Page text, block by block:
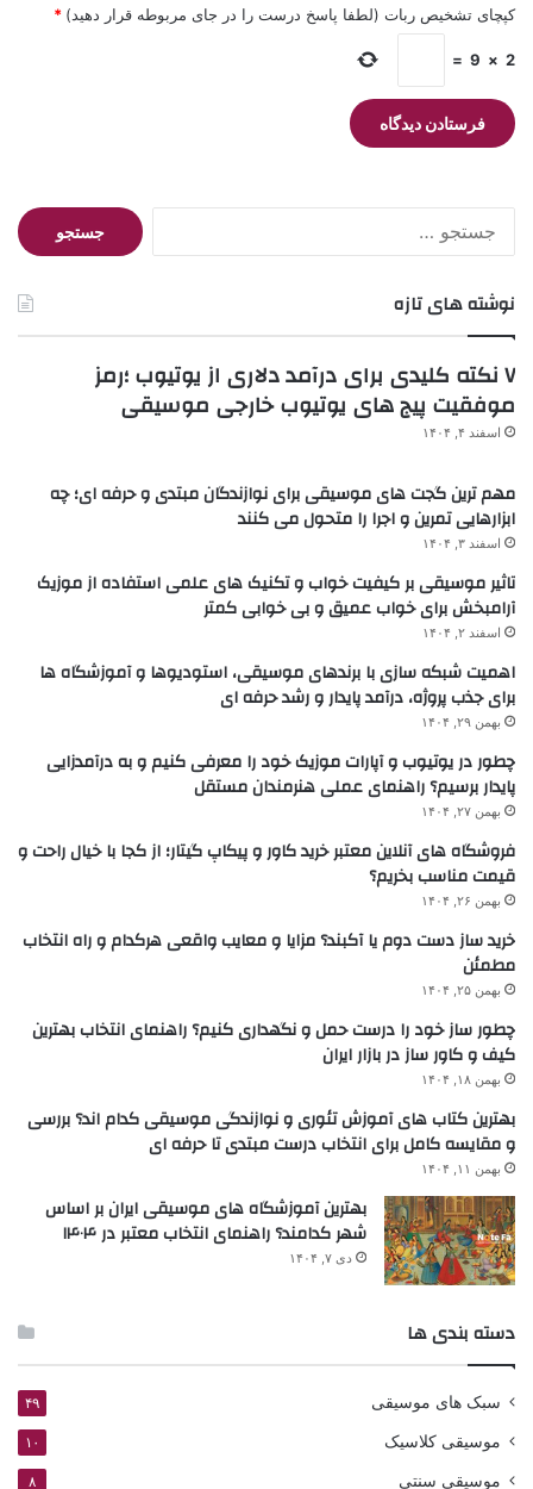
کپچای تشخیص ربات (لطفا پاسخ درست را در جای مربوطه قرار دهید) *
2
×
9
=
جستجو
برای:
نوشته های تازه
۷ نکته کلیدی برای درآمد دلاری از یوتیوب ؛رمز
موفقیت پیج های یوتیوب خارجی موسیقی
اسفند ۴, ۱۴۰۴
مهم ترین گجت های موسیقی برای نوازندگان مبتدی و حرفه ای؛ چه
ابزارهایی تمرین و اجرا را متحول می کنند
اسفند ۳, ۱۴۰۴
تاثیر موسیقی بر کیفیت خواب و تکنیک های علمی استفاده از موزیک
آرامبخش برای خواب عمیق و بی خوابی کمتر
اسفند ۲, ۱۴۰۴
اهمیت شبکه سازی با برندهای موسیقی، استودیوها و آموزشگاه ها
برای جذب پروژه، درآمد پایدار و رشد حرفه ای
بهمن ۲۹, ۱۴۰۴
چطور در یوتیوب و آپارات موزیک خود را معرفی کنیم و به درآمدزایی
پایدار برسیم؟ راهنمای عملی هنرمندان مستقل
بهمن ۲۷, ۱۴۰۴
فروشگاه های آنلاین معتبر خرید کاور و پیکاپ گیتار؛ از کجا با خیال راحت و
قیمت مناسب بخریم؟
بهمن ۲۶, ۱۴۰۴
خرید ساز دست دوم یا آکبند؟ مزایا و معایب واقعی هرکدام و راه انتخاب
مطمئن
بهمن ۲۵, ۱۴۰۴
چطور ساز خود را درست حمل و نگهداری کنیم؟ راهنمای انتخاب بهترین
کیف و کاور ساز در بازار ایران
بهمن ۱۸, ۱۴۰۴
بهترین کتاب های آموزش تئوری و نوازندگی موسیقی کدام اند؟ بررسی
و مقایسه کامل برای انتخاب درست مبتدی تا حرفه ای
بهمن ۱۱, ۱۴۰۴
بهترین آموزشگاه های موسیقی ایران بر اساس
شهر کدامند؟ راهنمای انتخاب معتبر در ۱۴۰۴
دی ۷, ۱۴۰۴
دسته بندی ها
سبک های موسیقی ۴۹
موسیقی کلاسیک ۱۰
موسیقی سنتی ۸